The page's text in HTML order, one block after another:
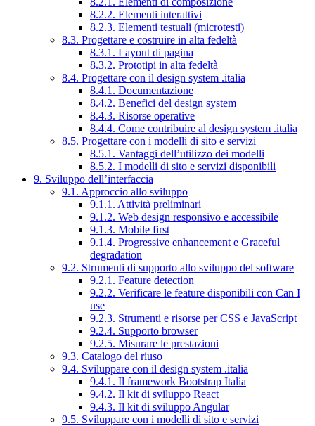
8.2.2. Elementi interattivi
8.2.3. Elementi testuali (microtesti)
8.3. Progettare e costruire in alta fedeltà
8.3.1. Layout di pagina
8.3.2. Prototipi in alta fedeltà
8.4. Progettare con il design system .italia
8.4.1. Documentazione
8.4.2. Benefici del design system
8.4.3. Risorse operative
8.4.4. Come contribuire al design system .italia
8.5. Progettare con i modelli di sito e servizi
8.5.1. Vantaggi dell’utilizzo dei modelli
8.5.2. I modelli di sito e servizi disponibili
9. Sviluppo dell’interfaccia
9.1. Approccio allo sviluppo
9.1.1. Attività preliminari
9.1.2. Web design responsivo e accessibile
9.1.3. Mobile first
9.1.4. Progressive enhancement e Graceful
degradation
9.2. Strumenti di supporto allo sviluppo del software
9.2.1. Feature detection
9.2.2. Verificare le feature disponibili con Can I
use
9.2.3. Strumenti e risorse per CSS e JavaScript
9.2.4. Supporto browser
9.2.5. Misurare le prestazioni
9.3. Catalogo del riuso
9.4. Sviluppare con il design system .italia
9.4.1. Il framework Bootstrap Italia
9.4.2. Il kit di sviluppo React
9.4.3. Il kit di sviluppo Angular
9.5. Sviluppare con i modelli di sito e servizi